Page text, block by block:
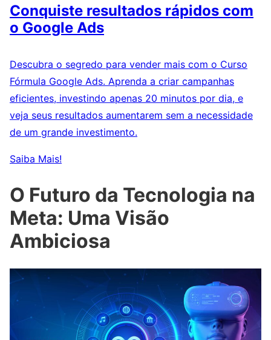
Conquiste resultados rápidos com
o Google Ads
Descubra o segredo para vender mais com o Curso
Fórmula Google Ads. Aprenda a criar campanhas
eficientes, investindo apenas 20 minutos por dia, e
veja seus resultados aumentarem sem a necessidade
de um grande investimento.
Saiba Mais!
O Futuro da Tecnologia na
Meta: Uma Visão
Ambiciosa